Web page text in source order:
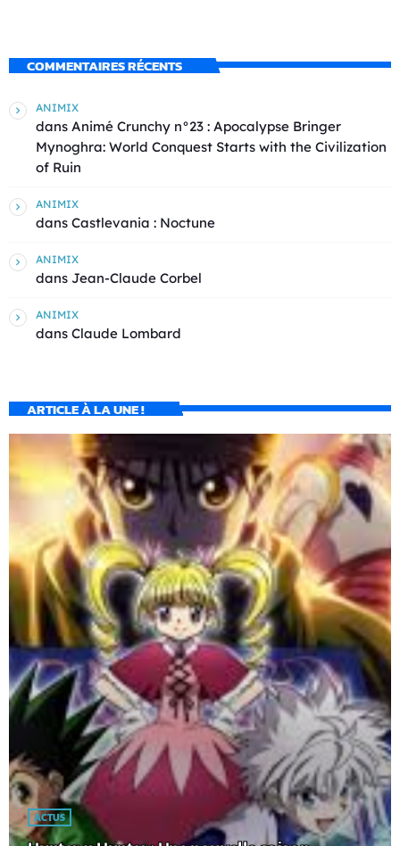
COMMENTAIRES RÉCENTS
ANIMIX
dans Animé Crunchy n°23 : Apocalypse Bringer
Mynoghra: World Conquest Starts with the Civilization
of Ruin
ANIMIX
dans Castlevania : Noctune
ANIMIX
dans Jean-Claude Corbel
ANIMIX
dans Claude Lombard
ARTICLE À LA UNE !
ACTUS